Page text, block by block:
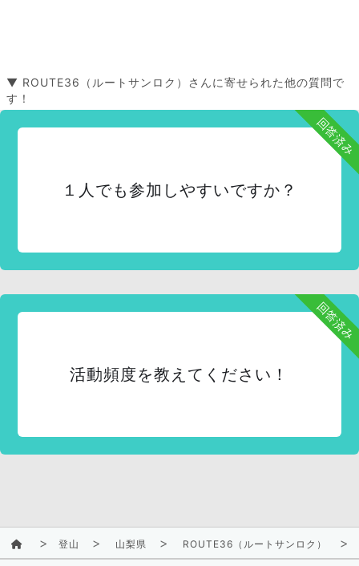
▼ ROUTE36（ルートサンロク）さんに寄せられた他の質問で
す！
回答済み
１人でも参加しやすいですか？
回答済み
活動頻度を教えてください！
登山 山梨県 ROUTE36（ルートサンロク）